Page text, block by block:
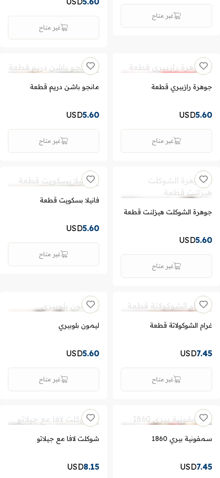
غير متاح
غير متاح
جوهرة رازبيري قطعة
5.60
USD
غير متاح
مانجو باشن دريم قطعة
5.60
USD
غير متاح
جوهرة الشوكلت هيزلنت قطعة
5.60
USD
غير متاح
فانيلا بسكويت قطعة
5.60
USD
غير متاح
غرام الشوكولاتة قطعة
7.45
USD
غير متاح
ليمون بلوبيري
5.60
USD
غير متاح
سمفونية بيري 1860
7.45
USD
شوكلت لافا مع جيلاتو
8.15
USD